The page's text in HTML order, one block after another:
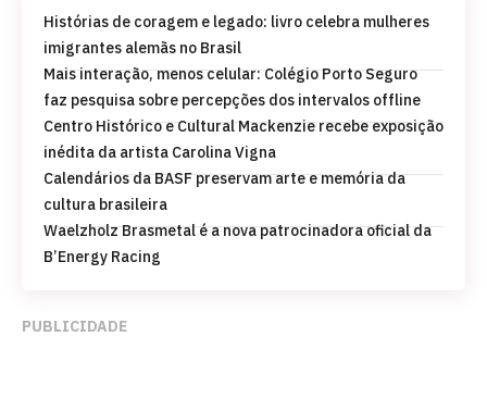
Histórias de coragem e legado: livro celebra mulheres
imigrantes alemãs no Brasil
Mais interação, menos celular: Colégio Porto Seguro
faz pesquisa sobre percepções dos intervalos offline
Centro Histórico e Cultural Mackenzie recebe exposição
inédita da artista Carolina Vigna
Calendários da BASF preservam arte e memória da
cultura brasileira
Waelzholz Brasmetal é a nova patrocinadora oficial da
B’Energy Racing
PUBLICIDADE